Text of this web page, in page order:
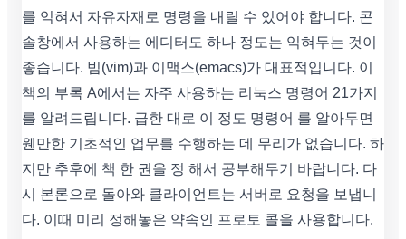
를 익혀서 자유자재로 명령을 내릴 수 있어야 합니다. 콘
솔창에서 사용하는 에디터도 하나 정도는 익혀두는 것이
좋습니다. 빔(vim)과 이맥스(emacs)가 대표적입니다. 이
책의 부록 A에서는 자주 사용하는 리눅스 명령어 21가지
를 알려드립니다. 급한 대로 이 정도 명령어 를 알아두면
웬만한 기초적인 업무를 수행하는 데 무리가 없습니다. 하
지만 추후에 책 한 권을 정 해서 공부해두기 바랍니다. 다
시 본론으로 돌아와 클라이언트는 서버로 요청을 보냅니
다. 이때 미리 정해놓은 약속인 프로토 콜을 사용합니다.